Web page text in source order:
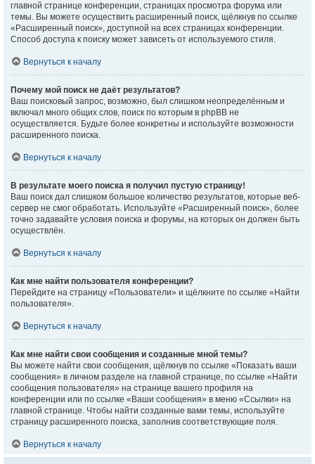
главной странице конференции, страницах просмотра форума или
темы. Вы можете осуществить расширенный поиск, щёлкнув по ссылке
«Расширенный поиск», доступной на всех страницах конференции.
Способ доступа к поиску может зависеть от используемого стиля.
Вернуться к началу
Почему мой поиск не даёт результатов?
Ваш поисковый запрос, возможно, был слишком неопределённым и
включал много общих слов, поиск по которым в phpBB не
осуществляется. Будьте более конкретны и используйте возможности
расширенного поиска.
Вернуться к началу
В результате моего поиска я получил пустую страницу!
Ваш поиск дал слишком большое количество результатов, которые веб-
сервер не смог обработать. Используйте «Расширенный поиск», более
точно задавайте условия поиска и форумы, на которых он должен быть
осуществлён.
Вернуться к началу
Как мне найти пользователя конференции?
Перейдите на страницу «Пользователи» и щёлкните по ссылке «Найти
пользователя».
Вернуться к началу
Как мне найти свои сообщения и созданные мной темы?
Вы можете найти свои сообщения, щёлкнув по ссылке «Показать ваши
сообщения» в личном разделе на главной странице, по ссылке «Найти
сообщения пользователя» на странице вашего профиля на
конференции или по ссылке «Ваши сообщения» в меню «Ссылки» на
главной странице. Чтобы найти созданные вами темы, используйте
страницу расширенного поиска, заполнив соответствующие поля.
Вернуться к началу